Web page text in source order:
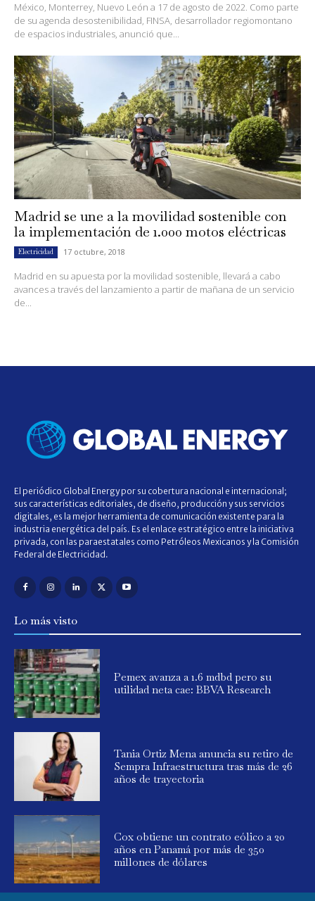
México, Monterrey, Nuevo León a 17 de agosto de 2022. Como parte
de su agenda desostenibilidad, FINSA, desarrollador regiomontano
de espacios industriales, anunció que...
Madrid se une a la movilidad sostenible con
la implementación de 1.000 motos eléctricas
Electricidad 17 octubre, 2018
Madrid en su apuesta por la movilidad sostenible, llevará a cabo
avances a través del lanzamiento a partir de mañana de un servicio
de...
El periódico Global Energy por su cobertura nacional e internacional;
sus características editoriales, de diseño, producción y sus servicios
digitales, es la mejor herramienta de comunicación existente para la
industria energética del país. Es el enlace estratégico entre la iniciativa
privada, con las paraestatales como Petróleos Mexicanos y la Comisión
Federal de Electricidad.
Lo más visto
Pemex avanza a 1.6 mdbd pero su
utilidad neta cae: BBVA Research
Tania Ortiz Mena anuncia su retiro de
Sempra Infraestructura tras más de 26
años de trayectoria
Cox obtiene un contrato eólico a 20
años en Panamá por más de 350
millones de dólares